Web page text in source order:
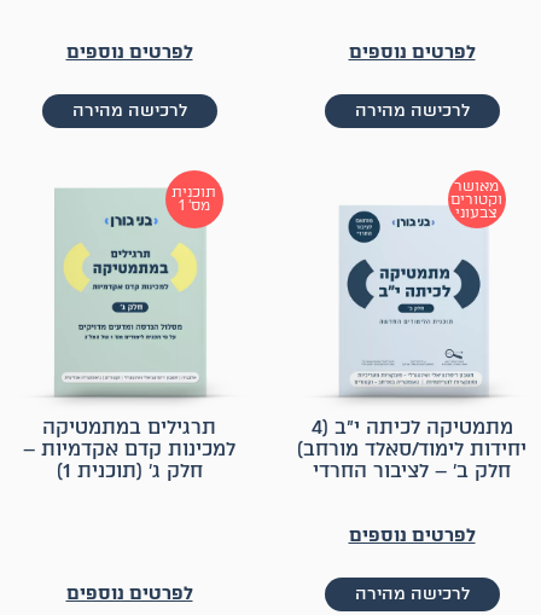
לפרטים נוספים
לרכישה מהירה
לפרטים נוספים
לרכישה מהירה
מאושר
וקטורים
צבעוני
מתמטיקה לכיתה י״ב (4
יחידות לימוד/סאלד מורחב)
חלק ב׳ – לציבור החרדי
לפרטים נוספים
לרכישה מהירה
תוכנית
מס׳ 1
תרגילים במתמטיקה
למכינות קדם אקדמיות –
חלק ג׳ (תוכנית 1)
לפרטים נוספים